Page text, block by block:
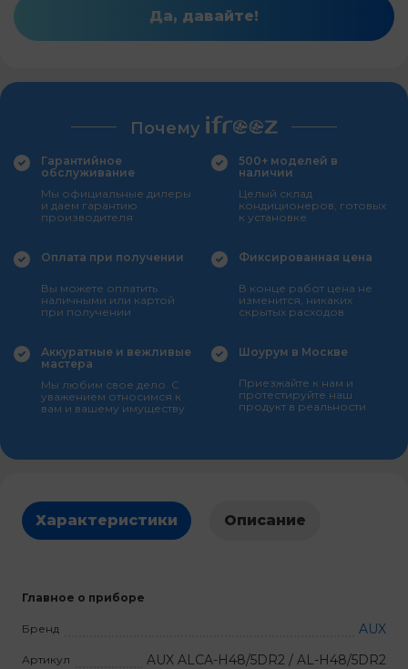
Да, давайте!
Почему
Гарантийное
обслуживание
Мы официальные дилеры
и даем гарантию
производителя
500+ моделей в
наличии
Целый склад
кондиционеров, готовых
к установке
Оплата при получении
Вы можете оплатить
наличными или картой
при получении
Фиксированная цена
В конце работ цена не
изменится, никаких
скрытых расходов
Аккуратные и вежливые
мастера
Мы любим свое дело. С
уважением относимся к
вам и вашему имуществу
Шоурум в Москве
Приезжайте к нам и
протестируйте наш
продукт в реальности
Характеристики Описание
Главное о приборе
Бренд AUX
Артикул AUX ALCA-H48/5DR2 / AL-H48/5DR2